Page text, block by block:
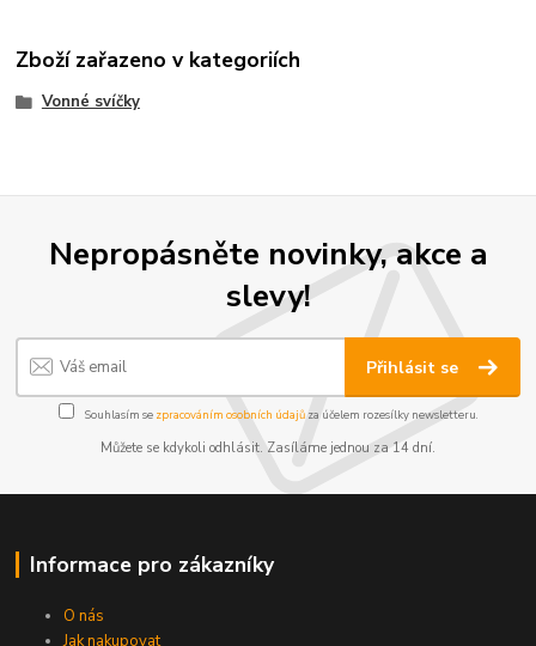
Zboží zařazeno v kategoriích
Vonné svíčky
Nepropásněte novinky, akce a
slevy!
Přihlásit se
Souhlasím se zpracováním osobních údajůza účelem rozesílky newsletteru.
Můžete se kdykoli odhlásit. Zasíláme jednou za 14 dní.
Informace pro zákazníky
O nás
Jak nakupovat